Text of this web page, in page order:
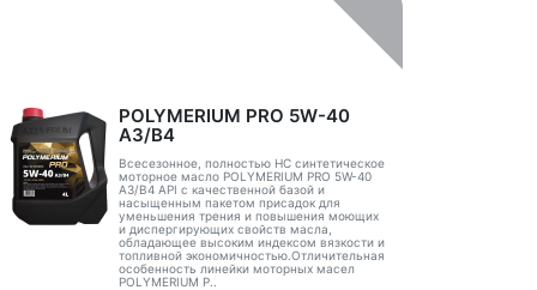
POLYMERIUM PRO 5W-40
A3/B4
Всесезонное, полностью HC синтетическое
моторное масло POLYMERIUM PRO 5W-40
A3/B4 API с качественной базой и
насыщенным пакетом присадок для
уменьшения трения и повышения моющих
и диспергирующих свойств масла,
обладающее высоким индексом вязкости и
топливной экономичностью.Отличительная
особенность линейки моторных масел
POLYMERIUM P..